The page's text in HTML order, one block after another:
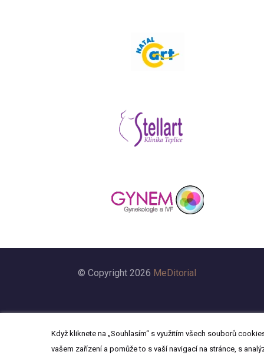
© Copyright 2026 MeDitorial
Když kliknete na „Souhlasím“ s využitím všech souborů
vašem zařízení a pomůže to s vaší navigací na stránce, s